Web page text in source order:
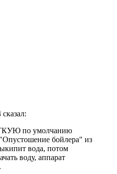
по умолчанию
бойлера" из
вода, потом
воду, аппарат